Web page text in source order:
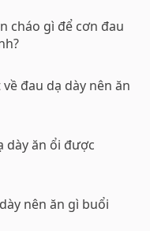
cháo gì để cơn đau
đau dạ dày nên ăn
dày ăn ổi được
nên ăn gì buổi